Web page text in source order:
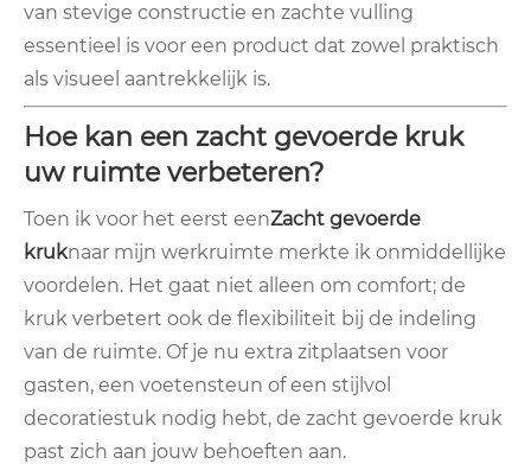
van stevige constructie en zachte vulling
essentieel is voor een product dat zowel praktisch
als visueel aantrekkelijk is.
Hoe kan een zacht gevoerde kruk
uw ruimte verbeteren?
Toen ik voor het eerst eenZacht gevoerde
kruknaar mijn werkruimte merkte ik onmiddellijke
voordelen. Het gaat niet alleen om comfort; de
kruk verbetert ook de flexibiliteit bij de indeling
van de ruimte. Of je nu extra zitplaatsen voor
gasten, een voetensteun of een stijlvol
decoratiestuk nodig hebt, de zacht gevoerde kruk
past zich aan jouw behoeften aan.